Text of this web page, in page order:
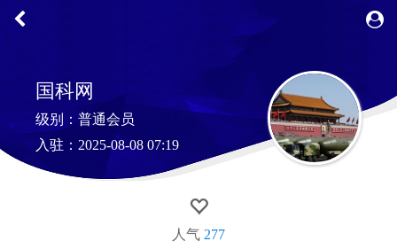
国科网
级别：普通会员
入驻：2025-08-08 07:19
人气 277